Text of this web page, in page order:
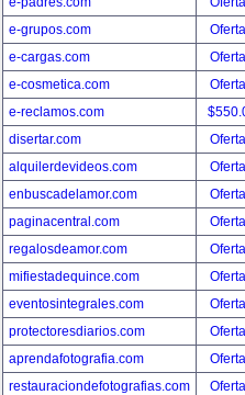
e-grupos.com
e-cargas.com
e-cosmetica.com
e-reclamos.com
disertar.com
alquilerdevideos.com
enbuscadelamor.com
paginacentral.com
regalosdeamor.com
mifiestadequince.com
eventosintegrales.com
protectoresdiarios.com
aprendafotografia.com
restauraciondefotografias.com